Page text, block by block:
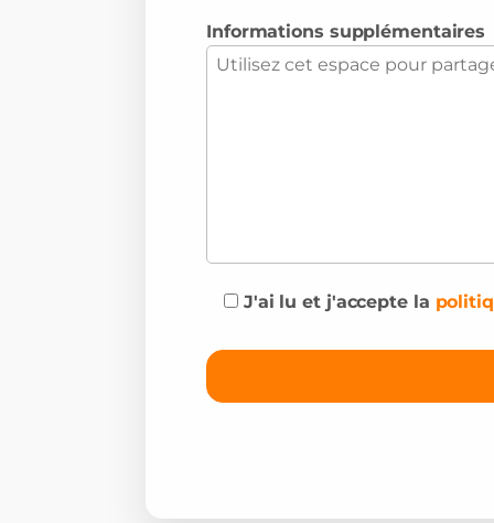
Informations supplémentaires
J'ai lu et j'accepte la